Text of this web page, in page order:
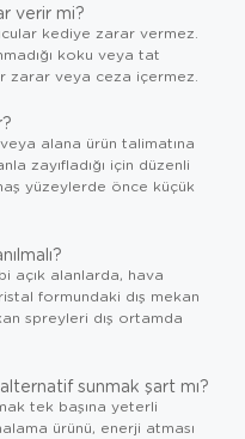
verir mi?
kediye zarar vermez.
koku veya tat
zarar veya ceza içermez.
alana ürün talimatına
zayıfladığı için düzenli
yüzeylerde önce küçük
açık alanlarda, hava
formundaki dış mekan
spreyleri dış ortamda
sunmak şart mı?
tek başına yeterli
ürünü, enerji atması